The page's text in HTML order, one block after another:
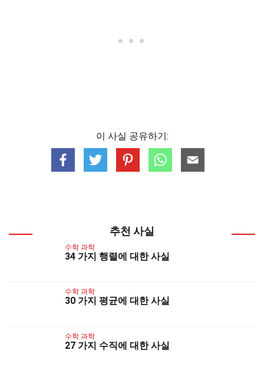
이 사실 공유하기:
추천 사실
수학 과학
34 가지 행렬에 대한 사실
수학 과학
30 가지 평균에 대한 사실
수학 과학
27 가지 수직에 대한 사실